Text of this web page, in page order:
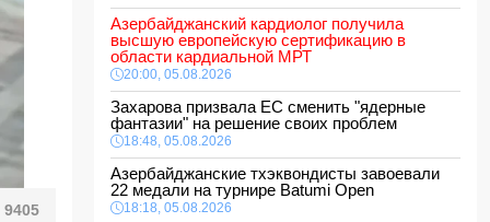
9405
Азербайджанский кардиолог получила
высшую европейскую сертификацию в
области кардиальной МРТ
20:00, 05.08.2026
Захарова призвала ЕС сменить "ядерные
фантазии" на решение своих проблем
18:48, 05.08.2026
Азербайджанские тхэквондисты завоевали
22 медали на турнире Batumi Open
18:18, 05.08.2026